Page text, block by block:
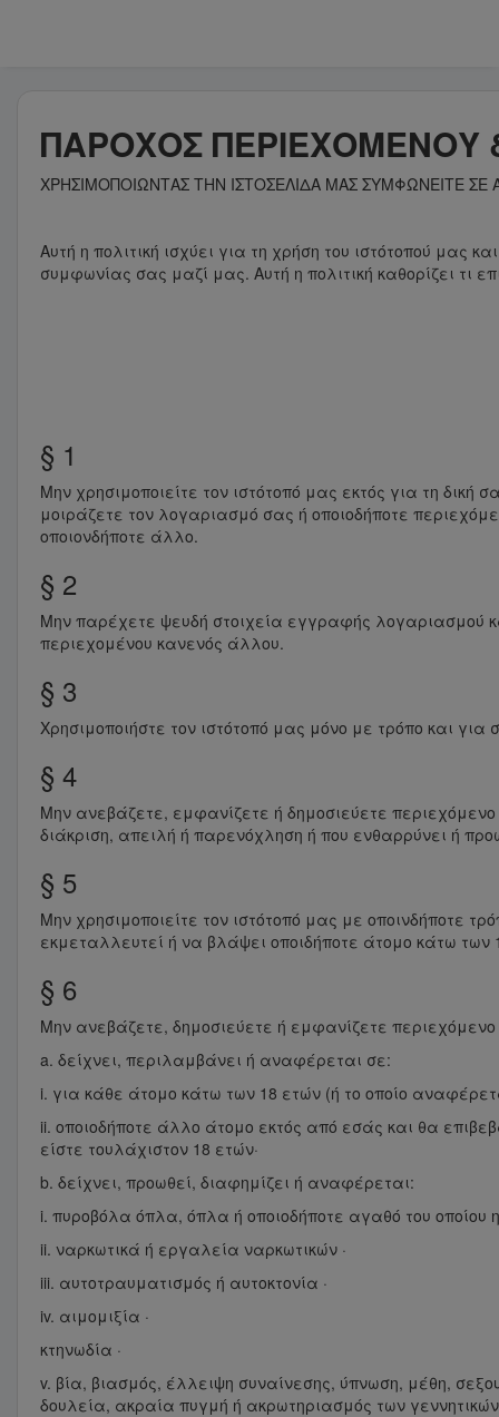
ΠΑΡΟΧΟΣ ΠΕΡΙΕΧΟΜΕΝΟΥ
ΧΡΗΣΙΜΟΠΟΙΩΝΤΑΣ ΤΗΝ ΙΣΤΟΣΕΛΙΔΑ ΜΑΣ ΣΥΜΦΩΝΕΙΤΕ
Αυτή η πολιτική ισχύει για τη χρήση του ιστότοπού μας
συμφωνίας σας μαζί μας. Αυτή η πολιτική καθορίζει τι
§ 1
Μην χρησιμοποιείτε τον ιστότοπό μας εκτός για τη
μοιράζετε τον λογαριασμό σας ή οποιοδήποτε
οποιονδήποτε άλλο.
§ 2
Μην παρέχετε ψευδή στοιχεία εγγραφής λογαριασμού
περιεχομένου κανενός άλλου.
§ 3
Χρησιμοποιήστε τον ιστότοπό μας μόνο με τρόπο και για
§ 4
Μην ανεβάζετε, εμφανίζετε ή δημοσιεύετε
διάκριση, απειλή ή παρενόχληση ή που ενθαρρύνει ή
§ 5
Μην χρησιμοποιείτε τον ιστότοπό μας με οποινδήποτε
εκμεταλλευτεί ή να βλάψει οποιδήποτε άτομο κάτω
§ 6
Μην ανεβάζετε, δημοσιεύετε ή εμφανίζετε περιεχόμενο
a. δείχνει, περιλαμβάνει ή αναφέρεται σε:
i. για κάθε άτομο κάτω των 18 ετών (ή το οποίο
ii. οποιοδήποτε άλλο άτομο εκτός από εσάς και θα
είστε τουλάχιστον 18 ετών·
b. δείχνει, προωθεί, διαφημίζει ή αναφέρεται:
i. πυροβόλα όπλα, όπλα ή οποιοδήποτε αγαθό του οποίου
ii. ναρκωτικά ή εργαλεία ναρκωτικών ·
iii. αυτοτραυματισμός ή αυτοκτονία ·
iv. αιμομιξία ·
κτηνωδία ·
v. βία, βιασμός, έλλειψη συναίνεσης, ύπνωση, μέθη,
δουλεία, ακραία πυγμή ή ακρωτηριασμός των